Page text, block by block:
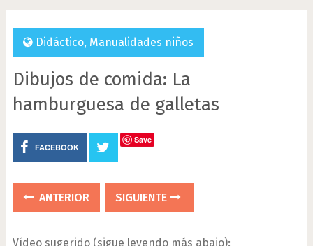
Didáctico, Manualidades niños
Dibujos de comida: La
hamburguesa de galletas
FACEBOOK
Save
ANTERIOR SIGUIENTE
Vídeo sugerido (sigue leyendo más abajo):